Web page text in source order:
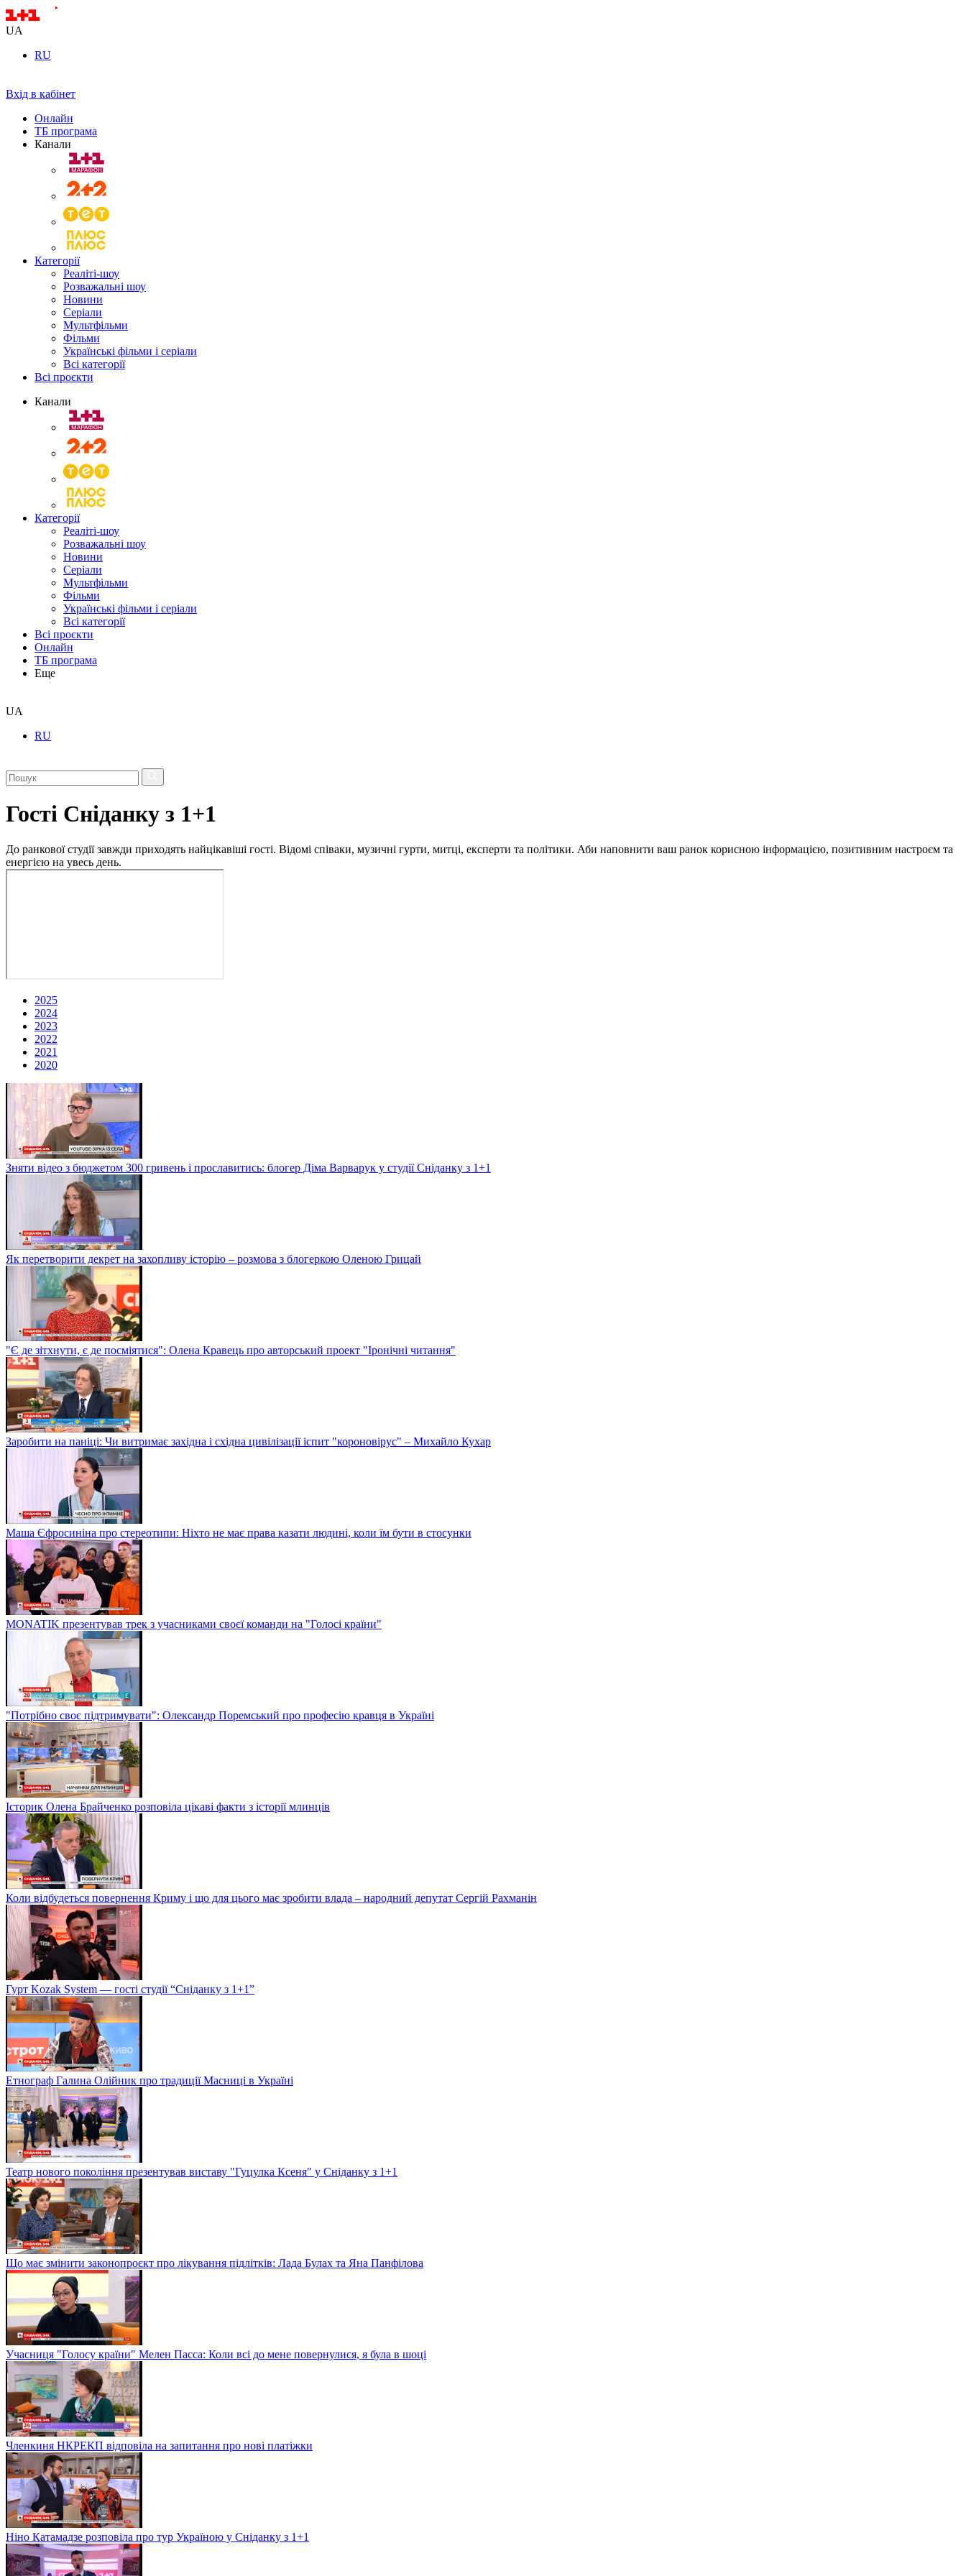
UA
RU
Вхід в кабінет
Онлайн
ТБ програма
Канали
Категорії
Реаліті-шоу
Розважальні шоу
Новини
Серіали
Мультфільми
Фільми
Українські фільми і серіали
Всі категорії
Всі проєкти
Канали
Категорії
Реаліті-шоу
Розважальні шоу
Новини
Серіали
Мультфільми
Фільми
Українські фільми і серіали
Всі категорії
Всі проєкти
Онлайн
ТБ програма
Еще
UA
RU
Гості Сніданку з 1+1
До ранкової студії завжди приходять найцікавіші гості. Відомі співаки, музичні гурти, митці, експерти та політики. Аби наповнити ваш ранок корисною інформацією, позитивним настроєм та
енергією на увесь день.
2025
2024
2023
2022
2021
2020
Зняти відео з бюджетом 300 гривень і прославитись: блогер Діма Варварук у студії Сніданку з 1+1
Як перетворити декрет на захопливу історію – розмова з блогеркою Оленою Грицай
"Є де зітхнути, є де посміятися": Олена Кравець про авторський проект "Іронічні читання"
Заробити на паніці: Чи витримає західна і східна цивілізації іспит "короновірус" – Михайло Кухар
Маша Єфросиніна про стереотипи: Ніхто не має права казати людині, коли їм бути в стосунки
MONATIK презентував трек з учасниками своєї команди на "Голосі країни"
"Потрібно своє підтримувати": Олександр Поремський про професію кравця в Україні
Історик Олена Брайченко розповіла цікаві факти з історії млинців
Коли відбудеться повернення Криму і що для цього має зробити влада – народний депутат Сергій Рахманін
Гурт Kozak System — гості студії “Сніданку з 1+1”
Етнограф Галина Олійник про традиції Масниці в Україні
Театр нового покоління презентував виставу "Гуцулка Ксеня" у Сніданку з 1+1
Що має змінити законопроєкт про лікування підлітків: Лада Булах та Яна Панфілова
Учасниця "Голосу країни" Мелен Пасса: Коли всі до мене повернулися, я була в шоці
Членкиня НКРЕКП відповіла на запитання про нові платіжки
Ніно Катамадзе розповіла про тур Україною у Сніданку з 1+1